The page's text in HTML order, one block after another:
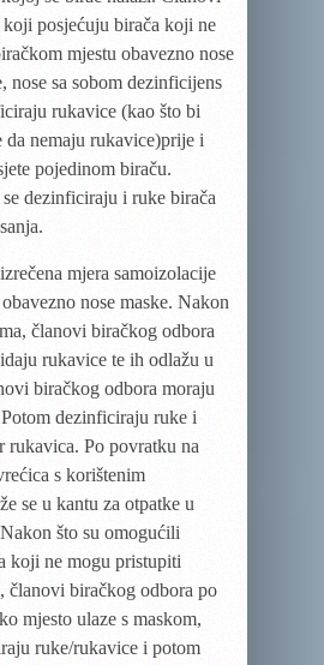
posjećuju birača koji ne
mjestu obavezno nose
nose sa sobom dezinficijens
rukavice (kao što bi
nemaju rukavice)prije i
pojedinom biraču.
dezinficiraju i ruke birača
mjera samoizolacije
nose maske. Nakon
članovi biračkog odbora
rukavice te ih odlažu u
biračkog odbora moraju
dezinficiraju ruke i
rukavica. Po povratku na
s korištenim
se u kantu za otpatke u
što su omogućili
koji ne mogu pristupiti
članovi biračkog odbora po
mjesto ulaze s maskom,
ruke/rukavice i potom